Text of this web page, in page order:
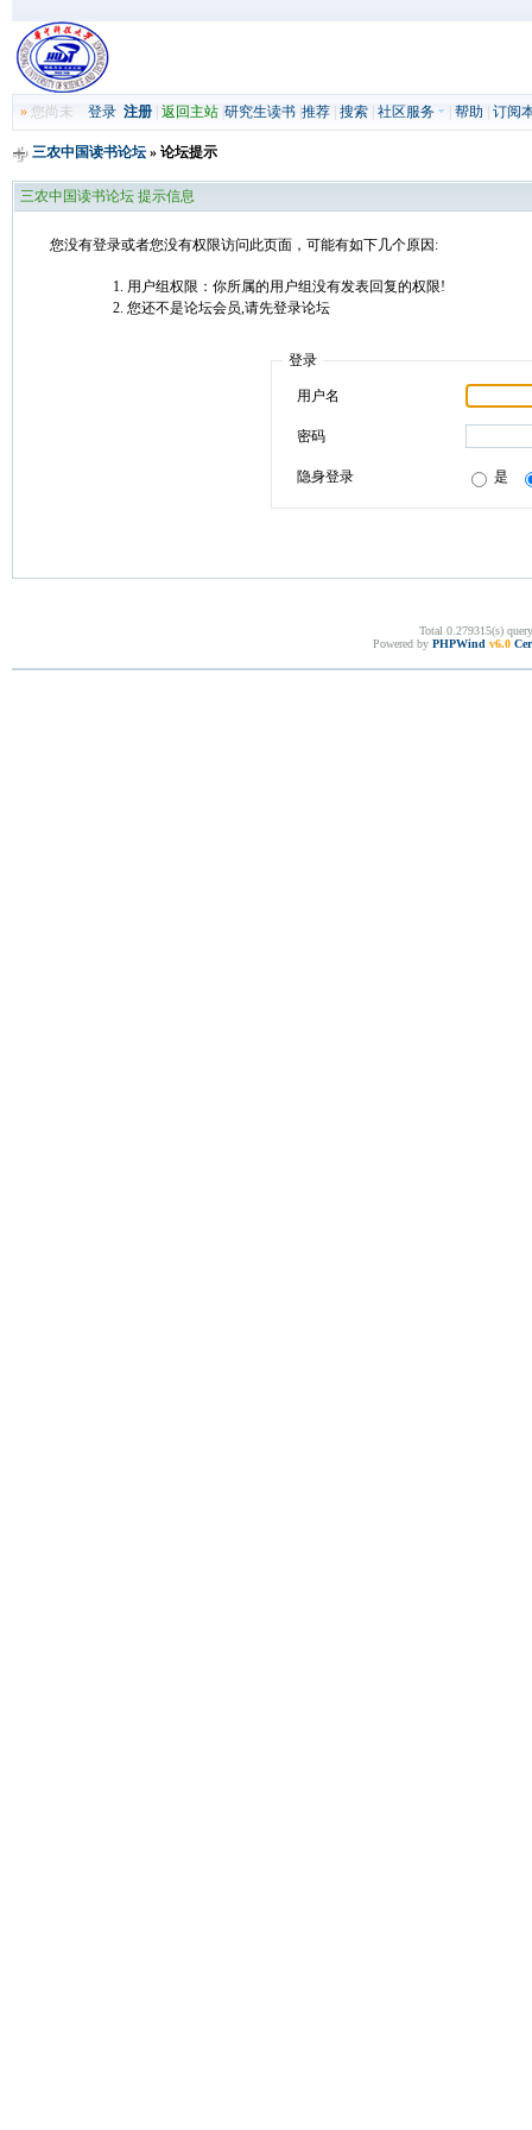
»您尚未 登录 注册| 返回主站| 研究生读书| 推荐| 搜索| 社区服务 帮助 订阅
三农中国读书论坛» 论坛提示
三农中国读书论坛 提示信息
您没有登录或者您没有权限访问此页面，可能有如下几个原因:
用户组权限：你所属的用户组没有发表回复的权限!
您还不是论坛会员,请先登录论坛
登录
用户名
密码
隐身登录 是
Total 0.279315(s)
Powered by PHPWind v6.0